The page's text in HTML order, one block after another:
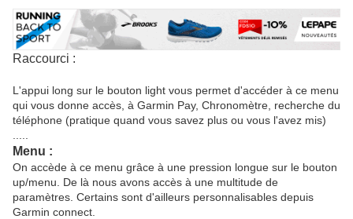
Raccourci :
L'appui long sur le bouton light vous permet d'accéder à ce menu
qui vous donne accès, à Garmin Pay, Chronomètre, recherche du
téléphone (pratique quand vous savez plus ou vous l'avez mis)
Menu :
On accède à ce menu grâce à une pression longue sur le bouton
up/menu. De là nous avons accès à une multitude de
paramètres. Certains sont d'ailleurs personnalisables depuis
Garmin connect.